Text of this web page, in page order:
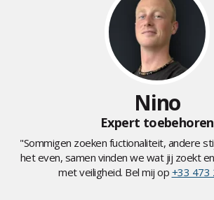
Nino
Expert toebehoren
"Sommigen zoeken fuctionaliteit, andere
het even, samen vinden we wat jij zoekt
met veiligheid. Bel mij op +33 473